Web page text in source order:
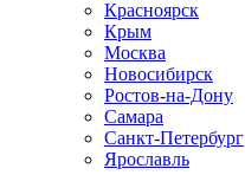
Красноярск
Крым
Москва
Новосибирск
Ростов-на-Дону
Самара
Санкт-Петербург
Ярославль